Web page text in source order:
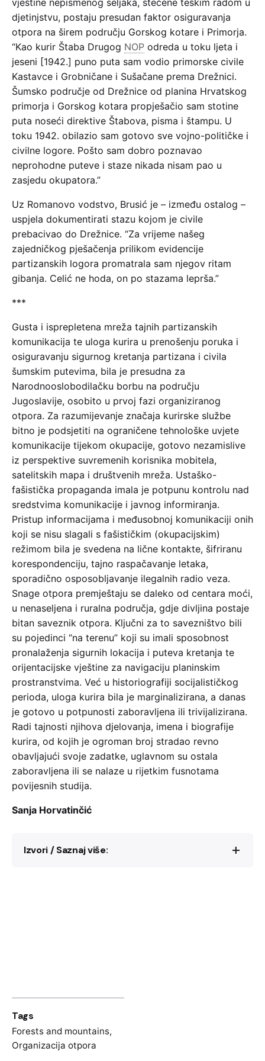
djetinjstvu, postaju presudan faktor osiguravanja
otpora na širem području Gorskog kotare i Primorja.
“Kao kurir Štaba Drugog NOP odreda u toku ljeta i
jeseni [1942.] puno puta sam vodio primorske civile
Kastavce i Grobničane i Sušačane prema Drežnici.
Šumsko područje od Drežnice od planina Hrvatskog
primorja i Gorskog kotara propješačio sam stotine
puta noseći direktive Štabova, pisma i štampu. U
toku 1942. obilazio sam gotovo sve vojno-političke i
civilne logore. Pošto sam dobro poznavao
neprohodne puteve i staze nikada nisam pao u
zasjedu okupatora.”
Uz Romanovo vodstvo, Brusić je – između ostalog –
uspjela dokumentirati stazu kojom je civile
prebacivao do Drežnice. “Za vrijeme našeg
zajedničkog pješačenja prilikom evidencije
partizanskih logora promatrala sam njegov ritam
gibanja. Celić ne hoda, on po stazama leprša.”
***
Gusta i isprepletena mreža tajnih partizanskih
komunikacija te uloga kurira u prenošenju poruka i
osiguravanju sigurnog kretanja partizana i civila
šumskim putevima, bila je presudna za
Narodnooslobodilačku borbu na području
Jugoslavije, osobito u prvoj fazi organiziranog
otpora. Za razumijevanje značaja kurirske službe
bitno je podsjetiti na ograničene tehnološke uvjete
komunikacije tijekom okupacije, gotovo nezamislive
iz perspektive suvremenih korisnika mobitela,
satelitskih mapa i društvenih mreža. Ustaško-
fašistička propaganda imala je potpunu kontrolu nad
sredstvima komunikacije i javnog informiranja.
Pristup informacijama i međusobnoj komunikaciji onih
koji se nisu slagali s fašističkim (okupacijskim)
režimom bila je svedena na lične kontakte, šifriranu
korespondenciju, tajno raspačavanje letaka,
sporadično osposobljavanje ilegalnih radio veza.
Snage otpora premještaju se daleko od centara moći,
u nenaseljena i ruralna područja, gdje divljina postaje
bitan saveznik otpora. Ključni za to savezništvo bili
su pojedinci “na terenu” koji su imali sposobnost
pronalaženja sigurnih lokacija i puteva kretanja te
orijentacijske vještine za navigaciju planinskim
prostranstvima. Već u historiografiji socijalističkog
perioda, uloga kurira bila je marginalizirana, a danas
je gotovo u potpunosti zaboravljena ili trivijalizirana.
Radi tajnosti njihova djelovanja, imena i biografije
kurira, od kojih je ogroman broj stradao revno
obavljajući svoje zadatke, uglavnom su ostala
zaboravljena ili se nalaze u rijetkim fusnotama
povijesnih studija.
Sanja Horvatinčić
Izvori / Saznaj više:
(tom 1 i 2) (Beograd: Vojnoizdavački zavod,
Tags
Forests and mountains,
Organizacija otpora